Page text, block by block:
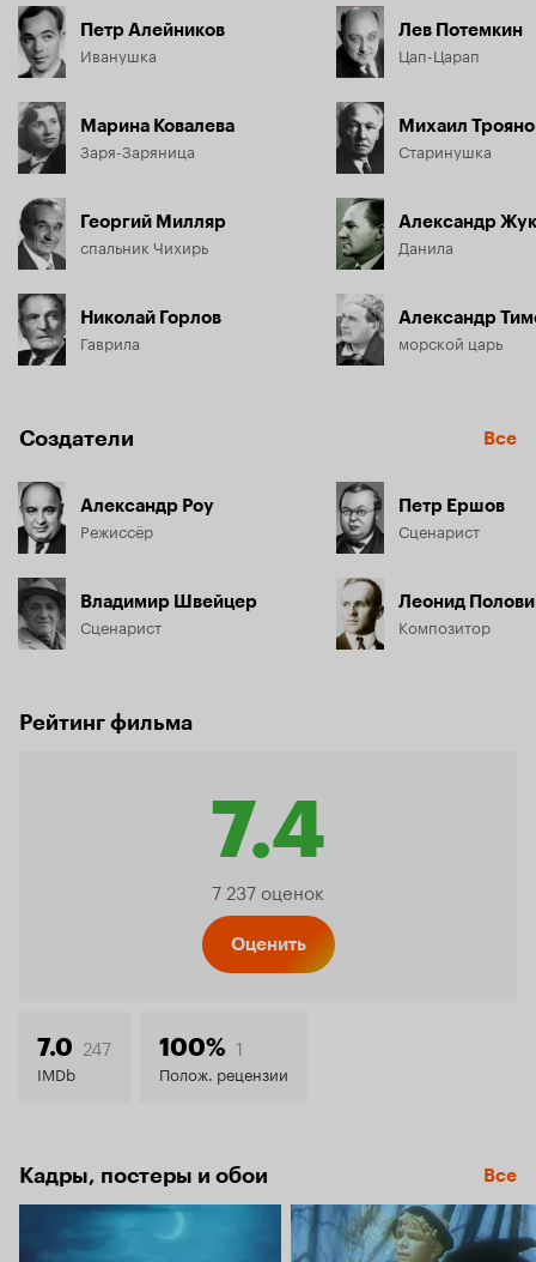
Петр Алейников
Иванушка
Марина Ковалева
Заря-Заряница
Георгий Милляр
спальник Чихирь
Николай Горлов
Гаврила
Лев Потемкин
Цап-Царап
Михаил
Старинушка
Александр
Данила
Александр
морской царь
Создатели Все
Александр Роу
Режиссёр
Владимир Швейцер
Сценарист
Петр Ершов
Сценарист
Леонид
Композитор
Рейтинг фильма
7.4
Рейтинг
7.4
7 237 оценок
Оценить
7.0 247
IMDb
100% 1
Полож. рецензии
Кадры, постеры и обои Все